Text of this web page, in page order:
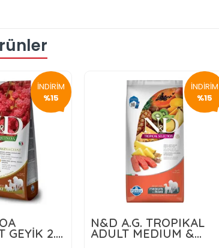
İNDİRİM
%15
GEYİK 2.5
İNDİRİM
%15
N&D A.G. TROPIKAL
ADULT MEDIUM &